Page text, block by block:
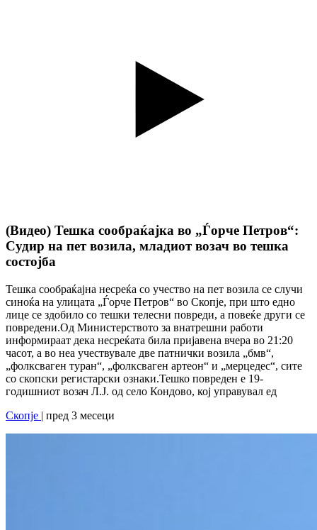
(Видео) Тешка сообраќајка во „Ѓорче Петров“:
Судир на пет возила, младиот возач во тешка
состојба
Тешка сообраќајна несреќа со учество на пет возила се случи
синоќа на улицата „Ѓорче Петров“ во Скопје, при што едно
лице се здобило со тешки телесни повреди, а повеќе други се
повредени.Од Министерството за внатрешни работи
информираат дека несреќата била пријавена вчера во 21:20
часот, а во неа учествувале две патнички возила „бмв“,
„фолксваген туран“, „фолксваген артеон“ и „мерцедес“, сите
со скопски регистарски ознаки.Тешко повреден е 19-
годишниот возач Л.Ј. од село Кондово, кој управувал ед
Скопје | пред 3 месеци